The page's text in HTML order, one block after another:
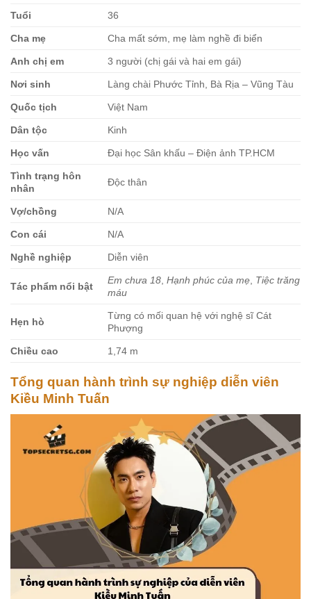
Tuổi 36
Cha mẹ Cha mất sớm, mẹ làm nghề đi biển
Anh chị em 3 người (chị gái và hai em gái)
Nơi sinh Làng chài Phước Tỉnh, Bà Rịa – Vũng Tàu
Quốc tịch Việt Nam
Dân tộc Kinh
Học vấn Đại học Sân khấu – Điện ảnh TP.HCM
Tình trạng hôn
nhân
Độc thân
Vợ/chồng N/A
Con cái N/A
Nghề nghiệp Diễn viên
Tác phẩm nổi bật
Em chưa 18 ,Hạnh phúc của mẹ Tiệc trăng
máu
Hẹn hò
Từng có mối quan hệ với nghệ sĩ Cát
Phượng
Chiều cao 1,74 m
Tổng quan hành trình sự nghiệp diễn viên
Kiều Minh Tuấn